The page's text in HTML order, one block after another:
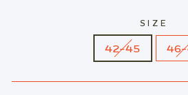
SIZE
42-45